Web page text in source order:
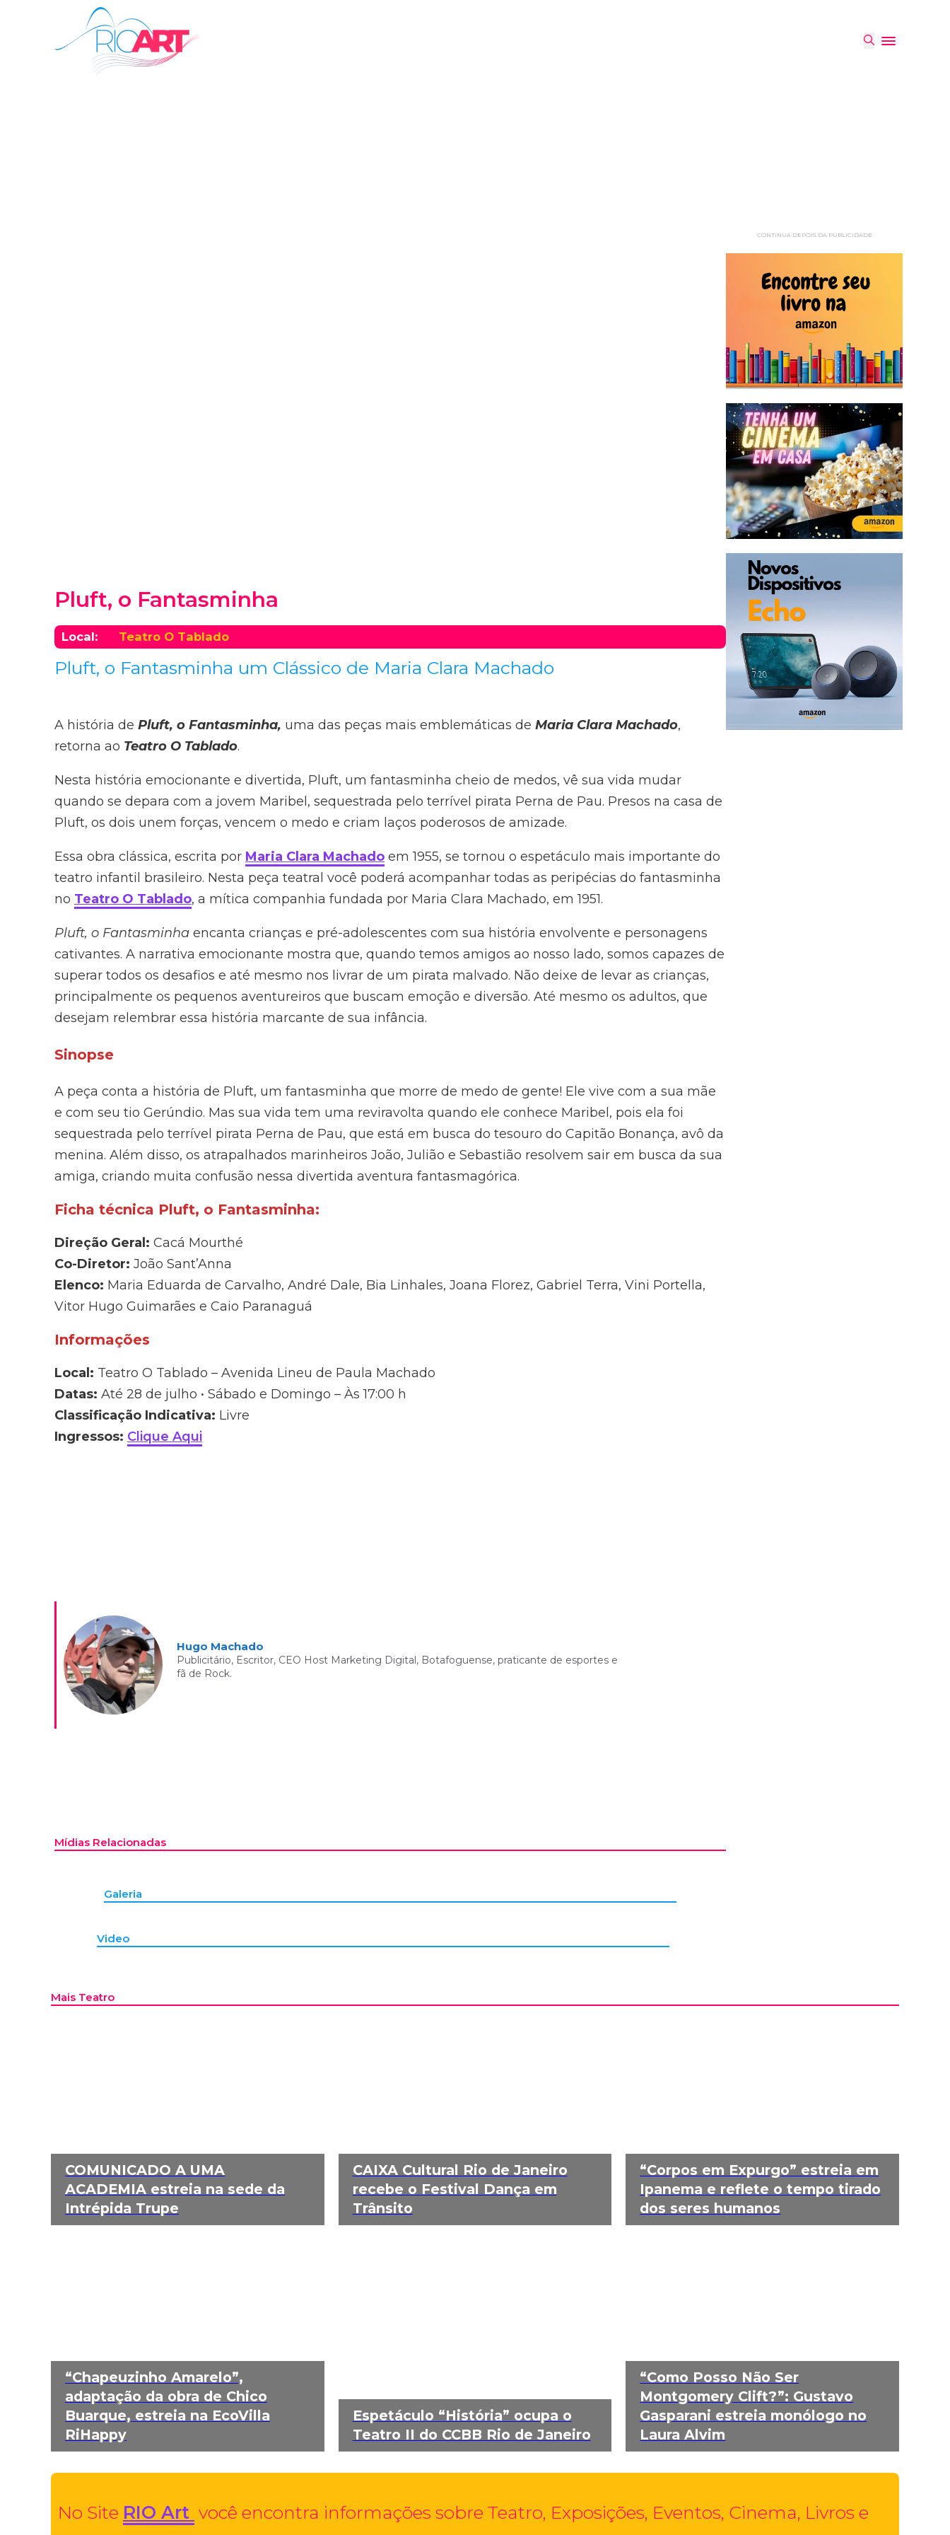
Pluft, o Fantasminha
Local: Teatro O Tablado
Pluft, o Fantasminha um Clássico de Maria Clara Machado
A história de Pluft, o Fantasminha, uma das peças mais emblemáticas de Maria Clara Machado,
retorna ao Teatro O Tablado.
Nesta história emocionante e divertida, Pluft, um fantasminha cheio de medos, vê sua vida mudar
quando se depara com a jovem Maribel, sequestrada pelo terrível pirata Perna de Pau. Presos na casa de
Pluft, os dois unem forças, vencem o medo e criam laços poderosos de amizade.
Essa obra clássica, escrita por Maria Clara Machado em 1955, se tornou o espetáculo mais importante do
teatro infantil brasileiro. Nesta peça teatral você poderá acompanhar todas as peripécias do fantasminha
no Teatro O Tablado, a mítica companhia fundada por Maria Clara Machado, em 1951.
Pluft, o Fantasminha encanta crianças e pré-adolescentes com sua história envolvente e personagens
cativantes. A narrativa emocionante mostra que, quando temos amigos ao nosso lado, somos capazes de
superar todos os desafios e até mesmo nos livrar de um pirata malvado. Não deixe de levar as crianças,
principalmente os pequenos aventureiros que buscam emoção e diversão. Até mesmo os adultos, que
desejam relembrar essa história marcante de sua infância.
Sinopse
A peça conta a história de Pluft, um fantasminha que morre de medo de gente! Ele vive com a sua mãe
e com seu tio Gerúndio. Mas sua vida tem uma reviravolta quando ele conhece Maribel, pois ela foi
sequestrada pelo terrível pirata Perna de Pau, que está em busca do tesouro do Capitão Bonança, avô da
menina. Além disso, os atrapalhados marinheiros João, Julião e Sebastião resolvem sair em busca da sua
amiga, criando muita confusão nessa divertida aventura fantasmagórica.
Ficha técnica Pluft, o Fantasminha:
Direção Geral: Cacá Mourthé
Co-Diretor: João Sant’Anna
Elenco: Maria Eduarda de Carvalho, André Dale, Bia Linhales, Joana Florez, Gabriel Terra, Vini Portella,
Vitor Hugo Guimarães e Caio Paranaguá
Informações
Local: Teatro O Tablado – Avenida Lineu de Paula Machado
Datas: Até 28 de julho • Sábado e Domingo – Às 17:00 h
Classificação Indicativa: Livre
Ingressos: Clique Aqui
Hugo Machado
Publicitário, Escritor, CEO Host Marketing Digital, Botafoguense, praticante de esportes e
fã de Rock.
Mídias Relacionadas
Galeria
Video
CONTINUA DEPOIS DA PUBLICIDADE
Mais Teatro
COMUNICADO A UMA
ACADEMIA estreia na sede da
Intrépida Trupe
CAIXA Cultural Rio de Janeiro
recebe o Festival Dança em
Trânsito
“Corpos em Expurgo” estreia em
Ipanema e reflete o tempo tirado
dos seres humanos
“Chapeuzinho Amarelo”,
adaptação da obra de Chico
Buarque, estreia na EcoVilla
RiHappy
Espetáculo “História” ocupa o
Teatro II do CCBB Rio de Janeiro
“Como Posso Não Ser
Montgomery Clift?”: Gustavo
Gasparani estreia monólogo no
Laura Alvim
No Site RIO Art você encontra informações sobre Teatro, Exposições, Eventos, Cinema, Livros e